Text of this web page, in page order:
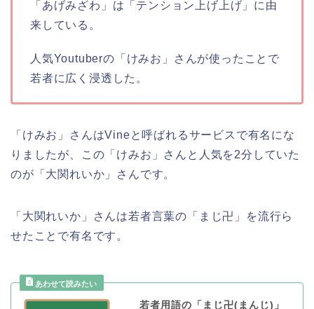
「あげみざわ」は「テンション上げ上げ」に由
来している。
人気Youtuberの「けみお」さんが使ったことで
若者に広く浸透した。
「けみお」さんはVineと呼ばれるサービスで有名にな
りましたが、この「けみお」さんと人気を2分していた
のが「大関れいか」さんです。
「大関れいか」さんは若者言葉の「まじ卍」を流行ら
せたことで有名です。
若者用語の「まじ卍(まんじ)」